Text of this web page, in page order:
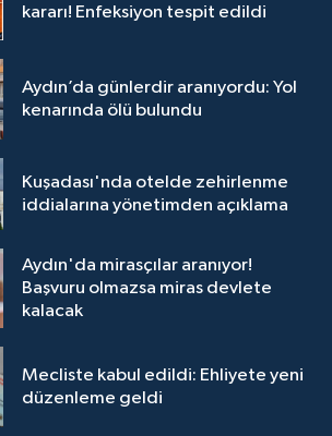
kararı! Enfeksiyon tespit edildi
Aydın’da günlerdir aranıyordu: Yol
kenarında ölü bulundu
Kuşadası'nda otelde zehirlenme
iddialarına yönetimden açıklama
Aydın'da mirasçılar aranıyor!
Başvuru olmazsa miras devlete
kalacak
Mecliste kabul edildi: Ehliyete yeni
düzenleme geldi